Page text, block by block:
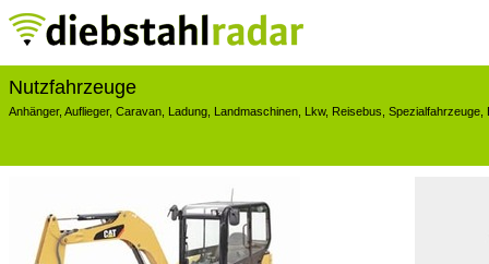
Nutzfahrzeuge
Anhänger, Auflieger, Caravan Ladung Landmaschinen Lkw, Reisebus Spezialfahrzeuge